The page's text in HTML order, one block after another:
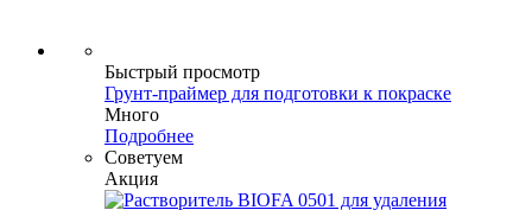
Быстрый просмотр
Грунт-праймер для подготовки к покраске
Много
Подробнее
Советуем
Акция